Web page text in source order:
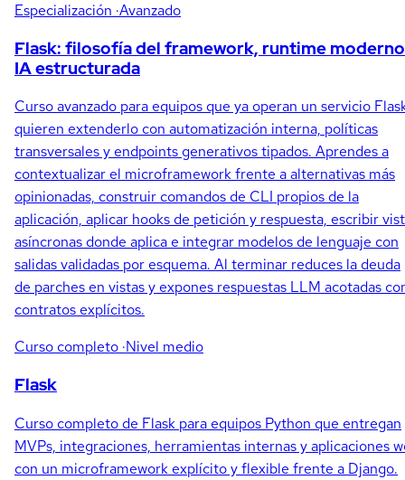
Especialización ·Avanzado
Flask: filosofía del framework, runtime
IA estructurada
Curso avanzado para equipos que ya operan un servicio
quieren extenderlo con automatización interna, políticas
transversales y endpoints generativos tipados. Aprendes a
contextualizar el microframework frente a alternativas más
opinionadas, construir comandos de CLI propios de la
aplicación, aplicar hooks de petición y respuesta, escribir
asíncronas donde aplica e integrar modelos de lenguaje con
salidas validadas por esquema. Al terminar reduces la deuda
de parches en vistas y expones respuestas LLM acotadas
contratos explícitos.
Curso completo ·Nivel medio
Flask
Curso completo de Flask para equipos Python que entregan
MVPs, integraciones, herramientas internas y aplicaciones
con un microframework explícito y flexible frente a Django.